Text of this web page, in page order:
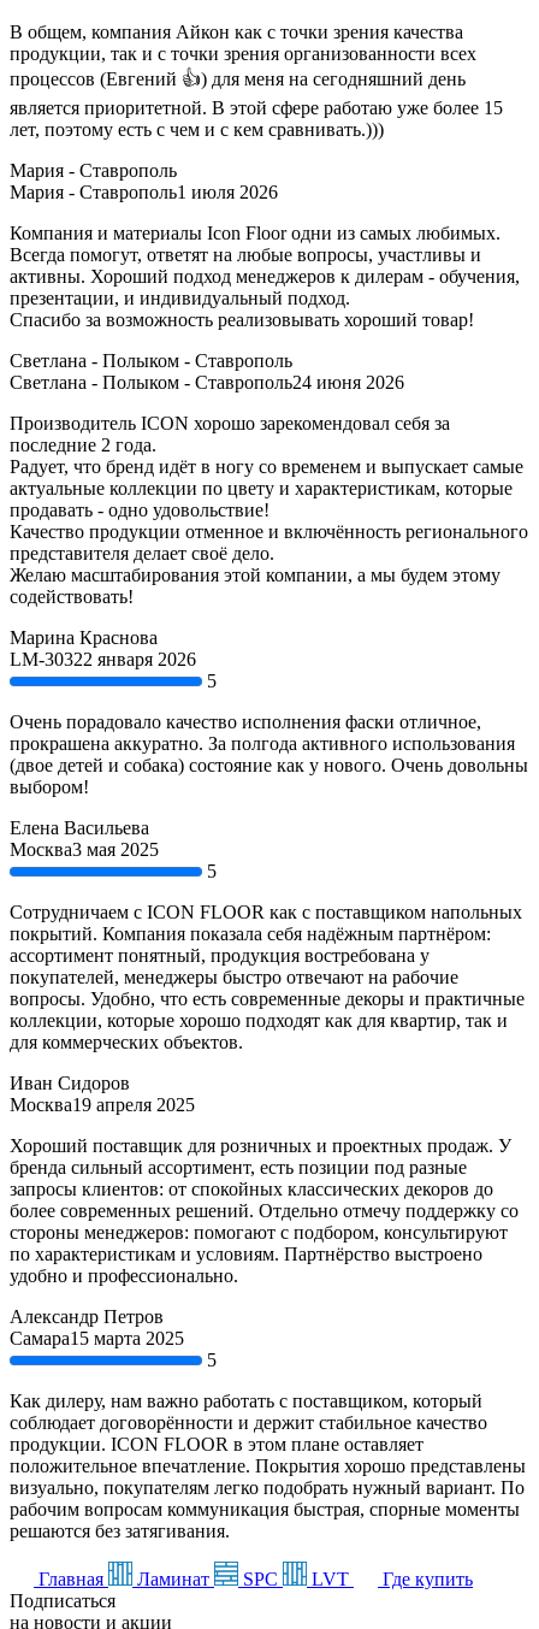
В общем, компания Айкон как с точки зрения качества
продукции, так и с точки зрения организованности всех
процессов (Евгений 👍) для меня на сегодняшний день
является приоритетной. В этой сфере работаю уже более 15
лет, поэтому есть с чем и с кем сравнивать.)))
Мария - Ставрополь
Мария - Ставрополь1 июля 2026
Компания и материалы Icon Floor одни из самых любимых.
Всегда помогут, ответят на любые вопросы, участливы и
активны. Хороший подход менеджеров к дилерам - обучения,
презентации, и индивидуальный подход.
Спасибо за возможность реализовывать хороший товар!
Светлана - Полыком - Ставрополь
Светлана - Полыком - Ставрополь24 июня 2026
Производитель ICON хорошо зарекомендовал себя за
последние 2 года.
Радует, что бренд идёт в ногу со временем и выпускает самые
актуальные коллекции по цвету и характеристикам, которые
продавать - одно удовольствие!
Качество продукции отменное и включённость регионального
представителя делает своё дело.
Желаю масштабирования этой компании, а мы будем этому
содействовать!
Марина Краснова
LM-30322 января 2026
5
Очень порадовало качество исполнения фаски отличное,
прокрашена аккуратно. За полгода активного использования
(двое детей и собака) состояние как у нового. Очень довольны
выбором!
Елена Васильева
Москва3 мая 2025
5
Сотрудничаем с ICON FLOOR как с поставщиком напольных
покрытий. Компания показала себя надёжным партнёром:
ассортимент понятный, продукция востребована у
покупателей, менеджеры быстро отвечают на рабочие
вопросы. Удобно, что есть современные декоры и практичные
коллекции, которые хорошо подходят как для квартир, так и
для коммерческих объектов.
Иван Сидоров
Москва19 апреля 2025
Хороший поставщик для розничных и проектных продаж. У
бренда сильный ассортимент, есть позиции под разные
запросы клиентов: от спокойных классических декоров до
более современных решений. Отдельно отмечу поддержку со
стороны менеджеров: помогают с подбором, консультируют
по характеристикам и условиям. Партнёрство выстроено
удобно и профессионально.
Александр Петров
Самара15 марта 2025
5
Как дилеру, нам важно работать с поставщиком, который
соблюдает договорённости и держит стабильное качество
продукции. ICON FLOOR в этом плане оставляет
положительное впечатление. Покрытия хорошо представлены
визуально, покупателям легко подобрать нужный вариант. По
рабочим вопросам коммуникация быстрая, спорные моменты
решаются без затягивания.
Главная Ламинат SPC LVT
Где купить
Подписаться
на новости и акции